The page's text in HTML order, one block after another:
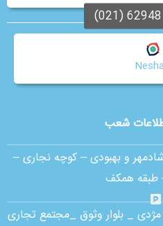
شعب
و بهبودی – کوچه نجاری –
مژدی _ بلوار وثوق _مجتمع تجاری
ترین شعبه